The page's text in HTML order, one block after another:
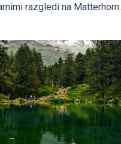
razgledi na Matterhorn.